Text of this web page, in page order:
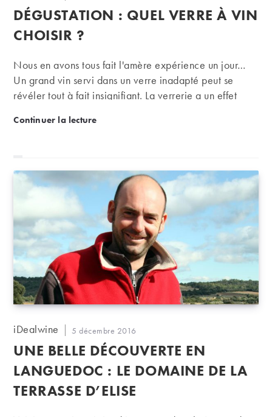
la
publication :
DÉGUSTATION : QUEL VERRE À VIN
CHOISIR ?
Nous en avons tous fait l'amère expérience un jour…
Un grand vin servi dans un verre inadapté peut se
révéler tout à fait insignifiant. La verrerie a un effet
révéler des arômes, accentuer ou diminuer la sensation
vins.
Continuer la lectureDégustation : quel verre à vin choisir ?
Auteur/autrice
la
publication :
iDealwine
Publication
5 décembre 2016
UNE BELLE DÉCOUVERTE EN
LANGUEDOC : LE DOMAINE DE LA
TERRASSE D’ELISE